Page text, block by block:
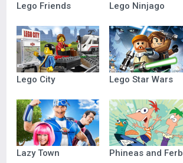
Lego Friends Lego Ninjago
Lego City Lego Star Wars
Lazy Town Phineas and Ferb